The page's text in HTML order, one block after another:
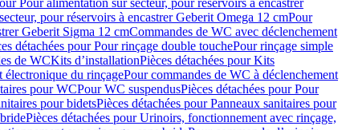
Pour alimentation sur secteur, pour réservoirs à encastrer
pour réservoirs à encastrer Geberit Omega 12 cmPour
Geberit Sigma 12 cmCommandes de WC avec déclenchement
détachées pour Pour rinçage double touchePour rinçage simple
de WCKits d’installationPièces détachées pour Kits
électronique du rinçagePour commandes de WC à déclenchement
pour WCPour WC suspendusPièces détachées pour Pour
pour bidetsPièces détachées pour Panneaux sanitaires pour
Pièces détachées pour Urinoirs, fonctionnement avec rinçage,